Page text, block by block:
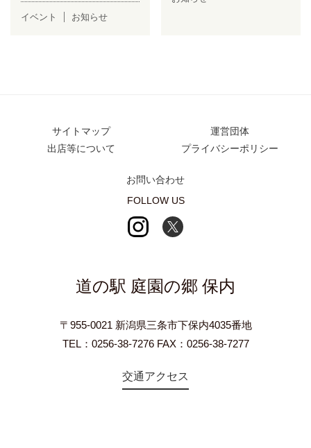
イベント お知らせ
サイトマップ
運営団体
出店等について
プライバシーポリシー
お問い合わせ
FOLLOW US
道の駅 庭園の郷 保内
〒955-0021 新潟県三条市下保内4035番地
TEL：0256-38-7276 FAX：0256-38-7277
交通アクセス